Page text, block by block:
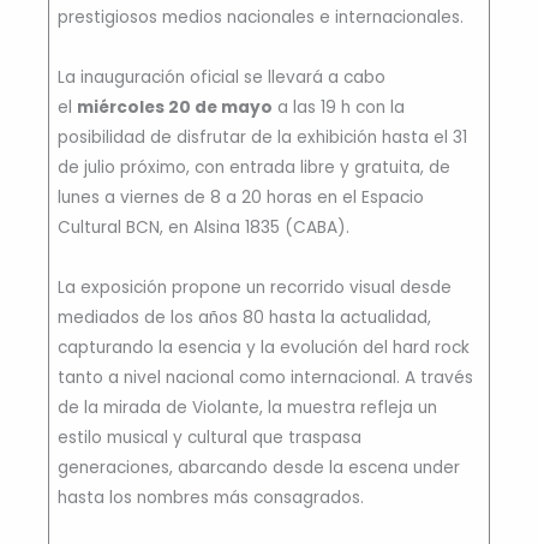
prestigiosos medios nacionales e internacionales.
La inauguración oficial se llevará a cabo
el miércoles 20 de mayo a las 19 h con la
posibilidad de disfrutar de la exhibición hasta el 31
de julio próximo, con entrada libre y gratuita, de
lunes a viernes de 8 a 20 horas en el Espacio
Cultural BCN, en Alsina 1835 (CABA).
La exposición propone un recorrido visual desde
mediados de los años 80 hasta la actualidad,
capturando la esencia y la evolución del hard rock
tanto a nivel nacional como internacional. A través
de la mirada de Violante, la muestra refleja un
estilo musical y cultural que traspasa
generaciones, abarcando desde la escena under
hasta los nombres más consagrados.